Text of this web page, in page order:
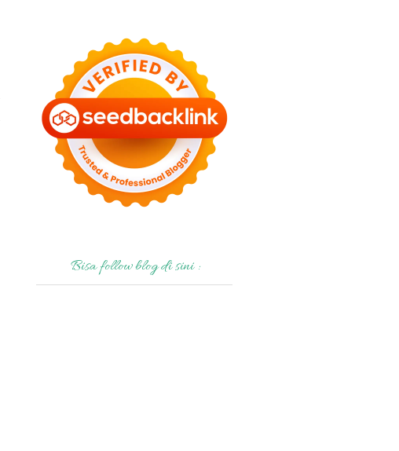
Bisa follow blog di sini :